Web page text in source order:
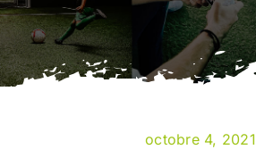
Padel
Contact
octobre 4, 2021